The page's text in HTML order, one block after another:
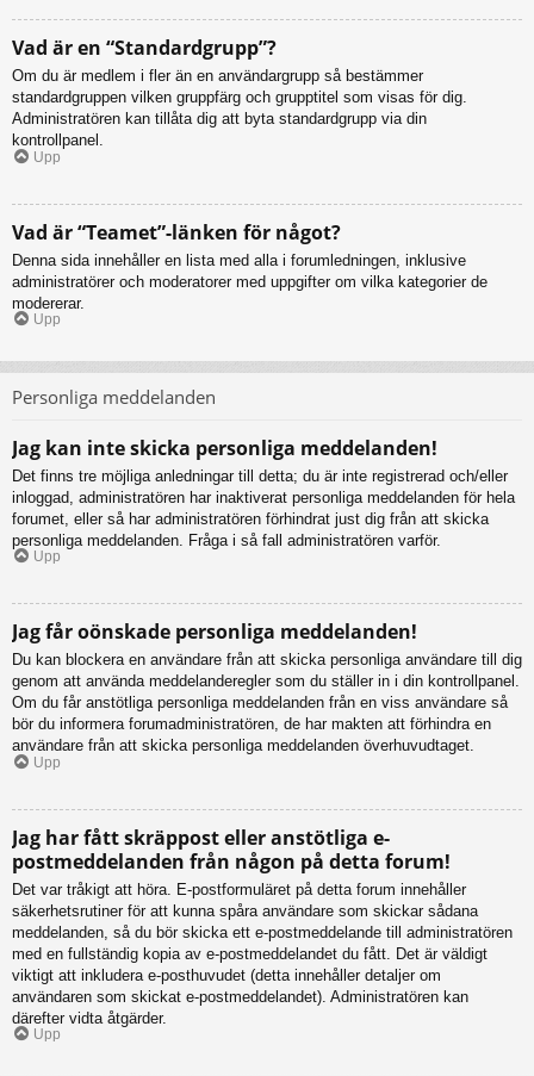
Vad är en “Standardgrupp”?
Om du är medlem i fler än en användargrupp så bestämmer
standardgruppen vilken gruppfärg och grupptitel som visas för dig.
Administratören kan tillåta dig att byta standardgrupp via din
kontrollpanel.
Upp
Vad är “Teamet”-länken för något?
Denna sida innehåller en lista med alla i forumledningen, inklusive
administratörer och moderatorer med uppgifter om vilka kategorier de
modererar.
Upp
Personliga meddelanden
Jag kan inte skicka personliga meddelanden!
Det finns tre möjliga anledningar till detta; du är inte registrerad och/eller
inloggad, administratören har inaktiverat personliga meddelanden för hela
forumet, eller så har administratören förhindrat just dig från att skicka
personliga meddelanden. Fråga i så fall administratören varför.
Upp
Jag får oönskade personliga meddelanden!
Du kan blockera en användare från att skicka personliga användare till dig
genom att använda meddelanderegler som du ställer in i din kontrollpanel.
Om du får anstötliga personliga meddelanden från en viss användare så
bör du informera forumadministratören, de har makten att förhindra en
användare från att skicka personliga meddelanden överhuvudtaget.
Upp
Jag har fått skräppost eller anstötliga e-
postmeddelanden från någon på detta forum!
Det var tråkigt att höra. E-postformuläret på detta forum innehåller
säkerhetsrutiner för att kunna spåra användare som skickar sådana
meddelanden, så du bör skicka ett e-postmeddelande till administratören
med en fullständig kopia av e-postmeddelandet du fått. Det är väldigt
viktigt att inkludera e-posthuvudet (detta innehåller detaljer om
användaren som skickat e-postmeddelandet). Administratören kan
därefter vidta åtgärder.
Upp